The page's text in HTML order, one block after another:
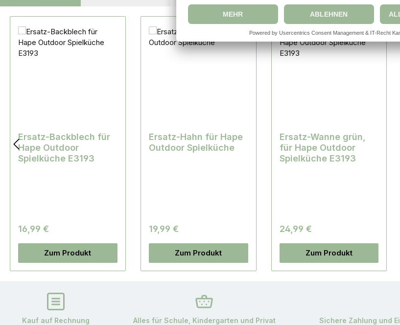
Ersatz-Backblech für
Hape Outdoor
Spielküche E3193
16,99 €
Zum Produkt
Ersatz-Hahn für Hape
Outdoor Spielküche
19,99 €
Zum Produkt
Ersatz-Wanne grün,
für Hape Outdoor
Spielküche E3193
24,99 €
Zum Produkt
Kauf auf Rechnung Alles für Schule, Kindergarten und Privat Sichere Zahlung und